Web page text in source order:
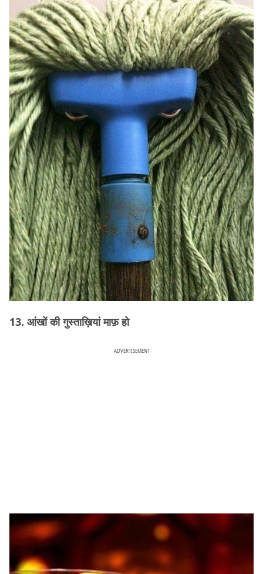
13. आंखों की गुस्ताख़ियां माफ़ हो
ADVERTISEMENT